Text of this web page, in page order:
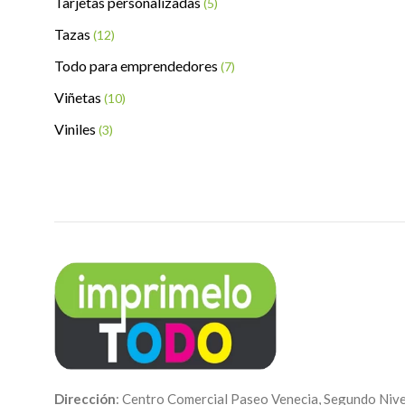
(5)
Tazas (12)
Todo para emprendedores (7)
Viñetas (10)
Viniles (3)
Dirección: Centro Comercial Paseo Venecia, Segundo